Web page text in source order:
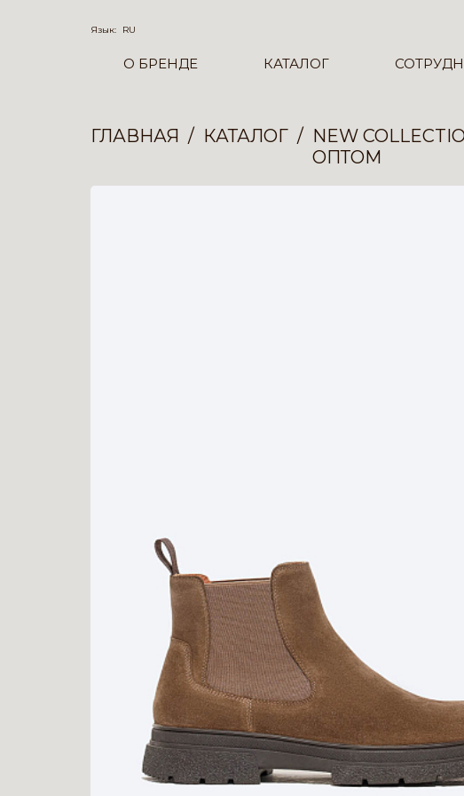
Язык: RU
О БРЕНДЕ КАТАЛОГ
ГЛАВНАЯ КАТАЛОГ
NEW
ОПТОМ